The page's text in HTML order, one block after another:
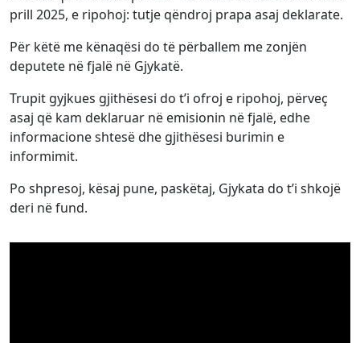
prill 2025, e ripohoj: tutje qëndroj prapa asaj deklarate.
Për këtë me kënaqësi do të përballem me zonjën
deputete në fjalë në Gjykatë.
Trupit gyjkues gjithësesi do t’i ofroj e ripohoj, përveç
asaj që kam deklaruar në emisionin në fjalë, edhe
informacione shtesë dhe gjithësesi burimin e
informimit.
Po shpresoj, kësaj pune, paskëtaj, Gjykata do t’i shkojë
deri në fund.